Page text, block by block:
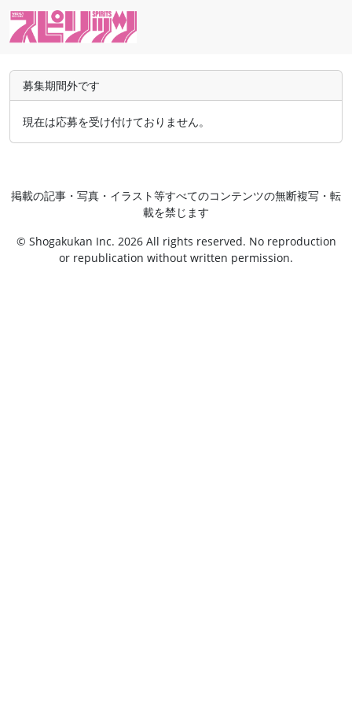
募集期間外です
現在は応募を受け付けておりません。
掲載の記事・写真・イラスト等すべてのコンテンツの無断複写・転
載を禁じます
© Shogakukan Inc. 2026 All rights reserved. No reproduction
or republication without written permission.